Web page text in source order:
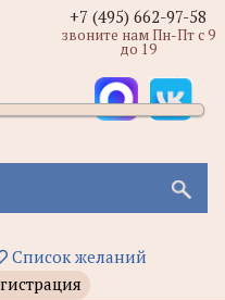
Список желаний
+7 (495) 662-97-58
звоните нам Пн-Пт с 9
до 19